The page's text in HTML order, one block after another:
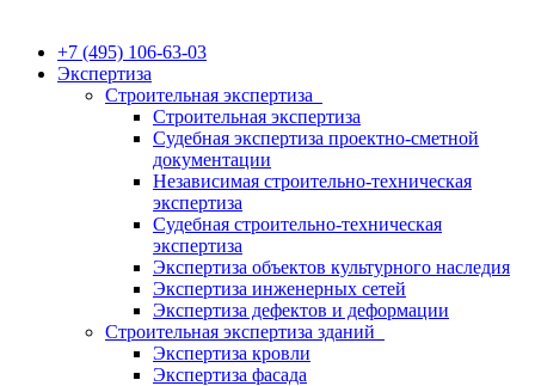
+7 (495) 106-63-03
Экспертиза
Строительная экспертиза
Строительная экспертиза
Судебная экспертиза проектно-сметной
документации
Независимая строительно-техническая
экспертиза
Судебная строительно-техническая
экспертиза
Экспертиза объектов культурного наследия
Экспертиза инженерных сетей
Экспертиза дефектов и деформации
Строительная экспертиза зданий
Экспертиза кровли
Экспертиза фасада